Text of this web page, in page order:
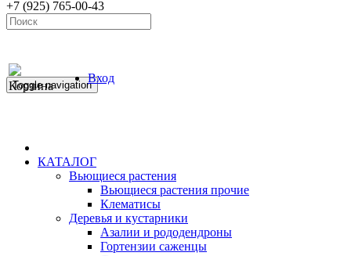
+7 (925) 765-00-43
Корзина
Вход
Toggle navigation
КАТАЛОГ
Вьющиеся растения
Вьющиеся растения прочие
Клематисы
Деревья и кустарники
Азалии и рододендроны
Гортензии саженцы